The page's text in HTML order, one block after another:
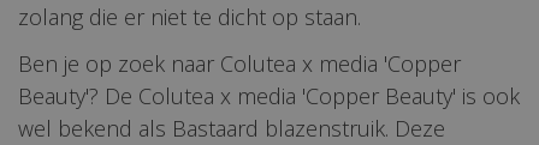
zolang die er niet te dicht op staan.
Ben je op zoek naar Colutea x media 'Copper
Beauty'? De Colutea x media 'Copper Beauty' is ook
wel bekend als Bastaard blazenstruik. Deze